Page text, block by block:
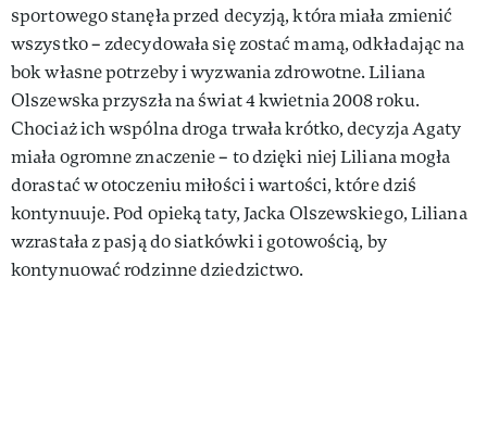
sportowego stanęła przed decyzją, która miała zmienić
wszystko – zdecydowała się zostać mamą, odkładając na
bok własne potrzeby i wyzwania zdrowotne. Liliana
Olszewska przyszła na świat 4 kwietnia 2008 roku.
Chociaż ich wspólna droga trwała krótko, decyzja Agaty
miała ogromne znaczenie – to dzięki niej Liliana mogła
dorastać w otoczeniu miłości i wartości, które dziś
kontynuuje. Pod opieką taty, Jacka Olszewskiego, Liliana
wzrastała z pasją do siatkówki i gotowością, by
kontynuować rodzinne dziedzictwo.